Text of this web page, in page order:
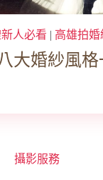
人必看 | 高雄拍婚
大婚紗風
攝影服務